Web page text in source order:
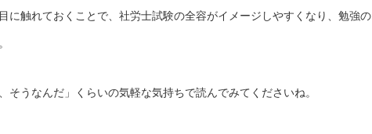
に触れておくことで、社労士試験の全容がイメージしやすくなり、勉強の
そうなんだ」くらいの気軽な気持ちで読んでみてくださいね。